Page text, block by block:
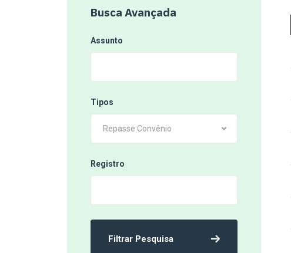
Busca Avançada
Assunto
Tipos
Repasse Convênio
Registro
Filtrar Pesquisa